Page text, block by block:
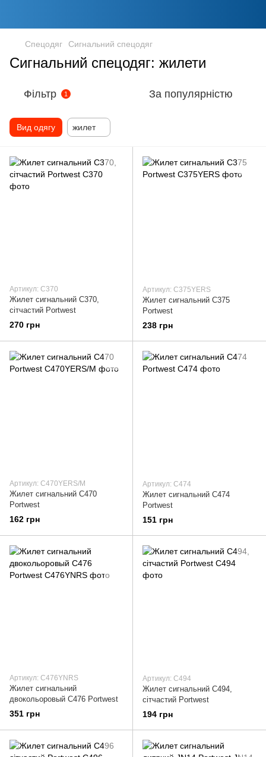
Спецодяг Сигнальний спецодяг
Сигнальний спецодяг: жилети
Фільтр 1 За популярністю
Вид одягу жилет
Артикул: C370
Жилет сигнальний C370,
сітчастий Portwest
270 грн
Артикул: C375YERS
Жилет сигнальний C375
Portwest
238 грн
Артикул: C470YERS/M
Жилет сигнальний C470
Portwest
162 грн
Артикул: C474
Жилет сигнальний C474
Portwest
151 грн
Артикул: C476YNRS
Жилет сигнальний
двокольоровый C476 Portwest
351 грн
Артикул: C494
Жилет сигнальний C494,
сітчастий Portwest
194 грн